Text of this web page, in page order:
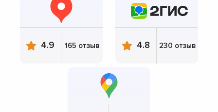
4.9 165 отзыв 4.8 230 отзыв